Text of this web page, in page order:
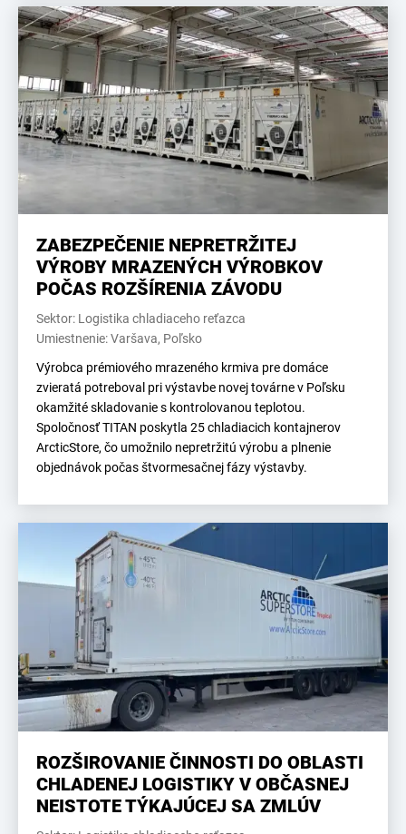
ZABEZPEČENIE NEPRETRŽITEJ
VÝROBY MRAZENÝCH VÝROBKOV
POČAS ROZŠÍRENIA ZÁVODU
Sektor: Logistika chladiaceho reťazca
Umiestnenie: Varšava, Poľsko
Výrobca prémiového mrazeného krmiva pre domáce
zvieratá potreboval pri výstavbe novej továrne v Poľsku
okamžité skladovanie s kontrolovanou teplotou.
Spoločnosť TITAN poskytla 25 chladiacich kontajnerov
ArcticStore, čo umožnilo nepretržitú výrobu a plnenie
objednávok počas štvormesačnej fázy výstavby.
ROZŠIROVANIE ČINNOSTI DO OBLASTI
CHLADENEJ LOGISTIKY V OBČASNEJ
NEISTOTE TÝKAJÚCEJ SA ZMLÚV